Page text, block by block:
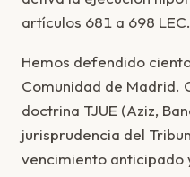
artículos 681 a 698 LEC.
Hemos defendido
Comunidad de Madrid.
doctrina TJUE (Aziz,
jurisprudencia del
vencimiento anticipado